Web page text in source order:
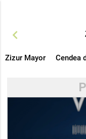
chevron_left
Zizur Mayor Cendea